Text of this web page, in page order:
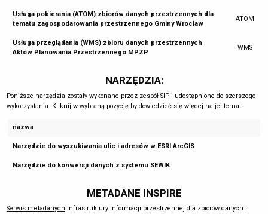
Usługa pobierania (ATOM) zbiorów danych przestrzennych dla
tematu zagospodarowania przestrzennego Gminy Wrocław
ATOM
Usługa przeglądania (WMS) zbioru danych przestrzennych
Aktów Planowania Przestrzennego MPZP
WMS
NARZĘDZIA:
Poniższe narzędzia zostały wykonane przez zespół SIP i udostępnione do szerszego
wykorzystania. Kliknij w wybraną pozycję by dowiedzieć się więcej na jej temat.
nazwa
Narzędzie do wyszukiwania ulic i adresów w ESRI ArcGIS
Narzędzie do konwersji danych z systemu SEWIK
METADANE INSPIRE
Serwis metadanych infrastruktury informacji przestrzennej dla zbiorów danych i